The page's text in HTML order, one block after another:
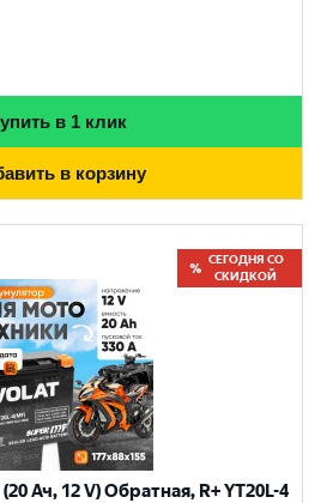
в 1 клик
в корзину
СЕГОДНЯ СО
СКИДКОЙ
Ач, 12 V) Обратная, R+ YT20L-4